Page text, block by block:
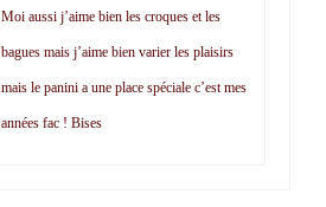
Moi aussi j’aime bien les croques et les
bagues mais j’aime bien varier les plaisirs
mais le panini a une place spéciale c’est mes
années fac ! Bises